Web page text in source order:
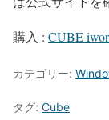
購入 : CUBE
カテゴリー:
タグ: Cube